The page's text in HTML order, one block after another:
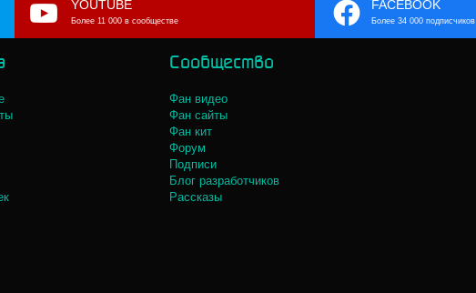
YOUTUBE
Более 11 000 в сообществе
FACEBOOK
Более 34 000 подписчиков
Сообщество
Фан видео
Фан сайты
Фан кит
Форум
Подписи
Блог разработчиков
Рассказы